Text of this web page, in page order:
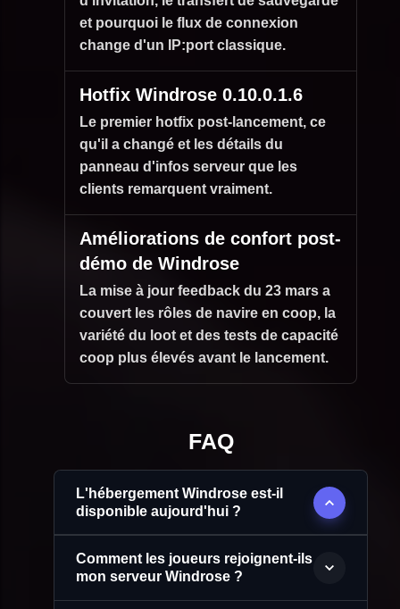
et pourquoi le flux de connexion
change d'un IP:port classique.
Hotfix Windrose 0.10.0.1.6
Le premier hotfix post-lancement, ce
qu'il a changé et les détails du
panneau d'infos serveur que les
clients remarquent vraiment.
Améliorations de confort post-
démo de Windrose
La mise à jour feedback du 23 mars a
couvert les rôles de navire en coop, la
variété du loot et des tests de capacité
coop plus élevés avant le lancement.
FAQ
L'hébergement Windrose est-il
disponible aujourd'hui ?
Comment les joueurs rejoignent-ils
mon serveur Windrose ?